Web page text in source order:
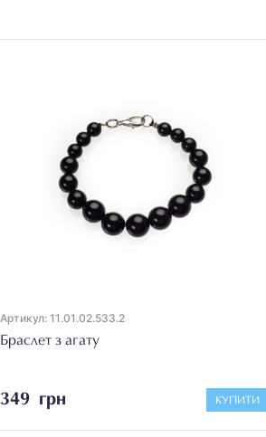
Артикул: 11.01.02.533.2
Браслет з агату
349 грн КУПИТИ